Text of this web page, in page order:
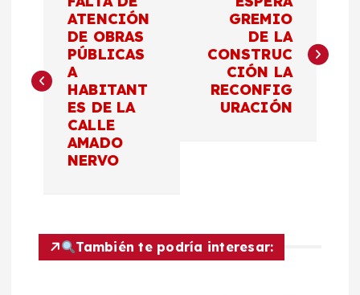
v
e
c
ATENCIÓN
DE OBRAS
PÚBLICAS
A
HABITANT
ES DE LA
CALLE
AMADO
NERVO
GREMIO
DE LA
CONSTRUC
CIÓN LA
RECONFIG
URACIÓN
También te podría interesar: